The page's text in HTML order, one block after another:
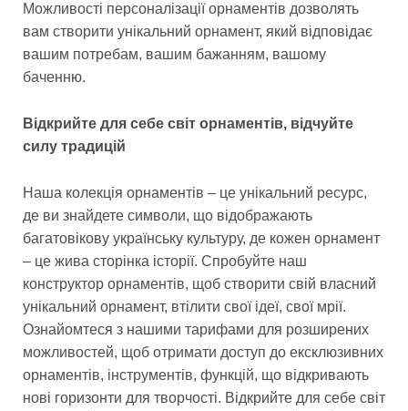
Можливості персоналізації орнаментів дозволять
вам створити унікальний орнамент, який відповідає
вашим потребам, вашим бажанням, вашому
баченню.
Відкрийте для себе світ орнаментів, відчуйте
силу традицій
Наша колекція орнаментів – це унікальний ресурс,
де ви знайдете символи, що відображають
багатовікову українську культуру, де кожен орнамент
– це жива сторінка історії. Спробуйте наш
конструктор орнаментів, щоб створити свій власний
унікальний орнамент, втілити свої ідеї, свої мрії.
Ознайомтеся з нашими тарифами для розширених
можливостей, щоб отримати доступ до ексклюзивних
орнаментів, інструментів, функцій, що відкривають
нові горизонти для творчості. Відкрийте для себе світ